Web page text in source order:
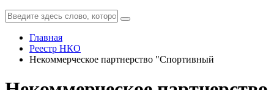
Главная
Реестр НКО
Некоммерческое партнерство "Спортивный